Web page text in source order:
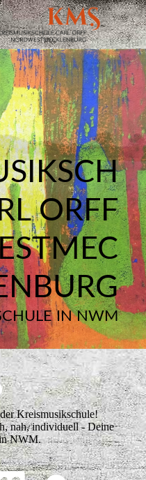
ORFF
IN NWM
Kreismusikschule!
nah, individuell - Deine
NWM.